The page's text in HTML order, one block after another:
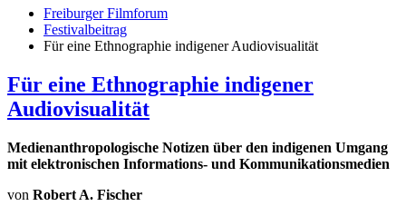
Freiburger Filmforum
Festivalbeitrag
Für eine Ethnographie indigener Audiovisualität
Für eine Ethnographie indigener
Audiovisualität
Medienanthropologische Notizen über den indigenen Umgang
mit elektronischen Informations- und Kommunikationsmedien
von Robert A. Fischer